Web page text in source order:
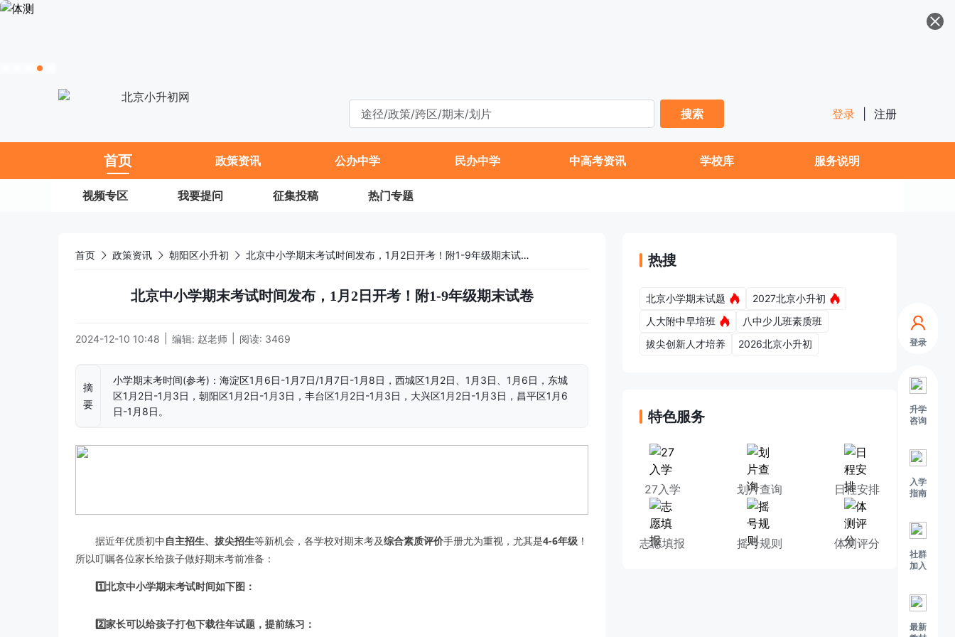
登录
升学
咨询
入学
指南
社群
加入
最新
搜索
登录 注册
首页 政策资讯 公办中学 民办中学 中高考资讯 学校库 服务说明
视频专区 我要提问 征集投稿 热门专题
首页 政策资讯 朝阳区小升初 北京中小学期末考试时间发布，1月2日开考！附1-9年级期末试卷
北京中小学期末考试时间发布，1月2日开考！附1-9年级期末试卷
2024-12-10 10:48 编辑: 赵老师 阅读: 3469
摘
要
小学期末考时间(参考)：海淀区1月6日-1月7日/1月7日-1月8日，西城区1月2日、1月3日、1月6日，东城
区1月2日-1月3日，朝阳区1月2日-1月3日，丰台区1月2日-1月3日，大兴区1月2日-1月3日，昌平区1月6
日-1月8日。
据近年优质初中 自主招生、拔尖招生等新机会，各学校对期末考及综合素质评价手册尤为重视，尤其是4-6年级 ！
所以叮嘱各位家长给孩子做好期末考前准备：
1️⃣北京中小学期末考试时间如下图：
2️⃣家长可以给孩子打包下载往年试题，提前练习：
热搜
北京小学期末试题
2027北京小升初
人大附中早培班
八中少儿班素质班
拔尖创新人才培养
2026北京小升初
特色服务
27入学 划片查询 日程安排
志愿填报 摇号规则 体测评分